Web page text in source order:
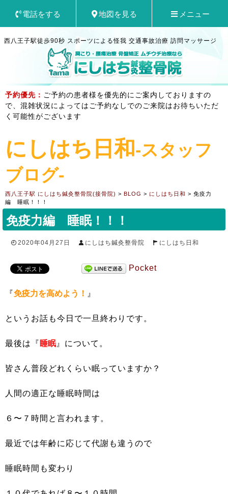
西八王子駅徒歩90秒 スポーツによる怪我 交通事故治療 訪問マッサージ
予約優先： ご予約の患者様を優先的にご案内しておりますの
で、混雑状況によってはご予約なしでのご来院はお待ちいただ
く可能性がございます
にしはち日和-スタッフ
ブログ-
西八王子駅 にしはち鍼灸整骨院(接骨院) > BLOG > にしはち日和 > 免疫力
編 睡眠！！！
免疫力編 睡眠！！！
2020年04月27日 にしはち鍼灸整骨院 にしはち日和
Pocket
『免疫力を高めよう！ 』
というお話も今日で一旦終わりです。
最後は『 睡眠』について。
皆さん普段どれくらい眠っていますか？
人間の適正な睡眠時間は
６〜７時間と言われます。
最近では年齢に応じて代謝も違うので
睡眠時間も変わり
電話をする 地図を見る メニュー